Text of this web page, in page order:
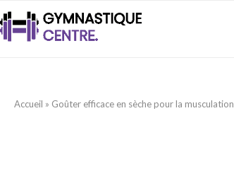
Accueil » Goûter efficace en sèche pour la musculation